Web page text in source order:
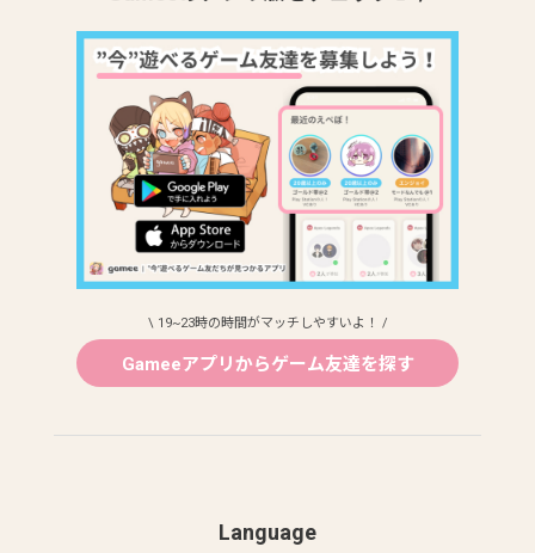
\ 19~23時の時間がマッチしやすいよ！ /
Gameeアプリからゲーム友達を探す
Language